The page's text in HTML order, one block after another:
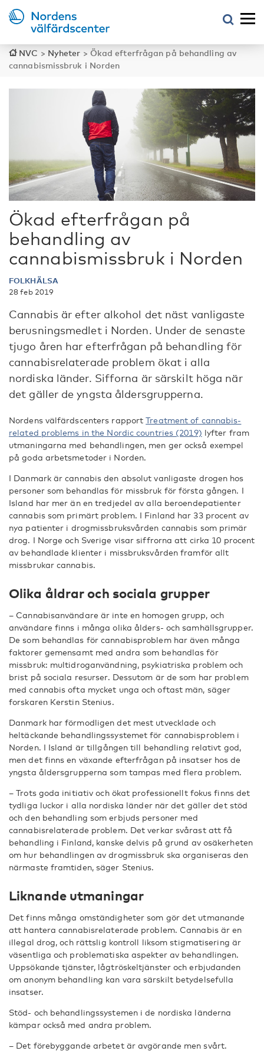
NVC > Nyheter > Ökad efterfrågan på behandling av
cannabismissbruk i Norden
Ökad efterfrågan på
behandling av
cannabismissbruk i Norden
FOLKHÄLSA
28 feb 2019
Cannabis är efter alkohol det näst vanligaste
berusningsmedlet i Norden. Under de senaste
tjugo åren har efterfrågan på behandling för
cannabisrelaterade problem ökat i alla
nordiska länder. Sifforna är särskilt höga när
det gäller de yngsta åldersgrupperna.
Nordens välfärdscenters rapportTreatment of cannabis-
related problems in the Nordic countries (2019) lyfter fram
utmaningarna med behandlingen, men ger också exempel
på goda arbetsmetoder i Norden.
I Danmark är cannabis den absolut vanligaste drogen hos
personer som behandlas för missbruk för första gången. I
Island har mer än en tredjedel av alla beroendepatienter
cannabis som primärt problem. I Finland har 33 procent av
nya patienter i drogmissbruksvården cannabis som primär
drog. I Norge och Sverige visar siffrorna att cirka 10 procent
av behandlade klienter i missbruksvården framför allt
missbrukar cannabis.
Olika åldrar och sociala grupper
– Cannabisanvändare är inte en homogen grupp, och
användare finns i många olika ålders- och samhällsgrupper.
De som behandlas för cannabisproblem har även många
faktorer gemensamt med andra som behandlas för
missbruk: multidroganvändning, psykiatriska problem och
brist på sociala resurser. Dessutom är de som har problem
med cannabis ofta mycket unga och oftast män, säger
forskaren Kerstin Stenius.
Danmark har förmodligen det mest utvecklade och
heltäckande behandlingssystemet för cannabisproblem i
Norden. I Island är tillgången till behandling relativt god,
men det finns en växande efterfrågan på insatser hos de
yngsta åldersgrupperna som tampas med flera problem.
– Trots goda initiativ och ökat professionellt fokus finns det
tydliga luckor i alla nordiska länder när det gäller det stöd
och den behandling som erbjuds personer med
cannabisrelaterade problem. Det verkar svårast att få
behandling i Finland, kanske delvis på grund av osäkerheten
om hur behandlingen av drogmissbruk ska organiseras den
närmaste framtiden, säger Stenius.
Liknande utmaningar
Det finns många omständigheter som gör det utmanande
att hantera cannabisrelaterade problem. Cannabis är en
illegal drog, och rättslig kontroll liksom stigmatisering är
väsentliga och problematiska aspekter av behandlingen.
Uppsökande tjänster, lågtröskeltjänster och erbjudanden
om anonym behandling kan vara särskilt betydelsefulla
insatser.
Stöd- och behandlingssystemen i de nordiska länderna
kämpar också med andra problem.
– Det förebyggande arbetet är avgörande men svårt.